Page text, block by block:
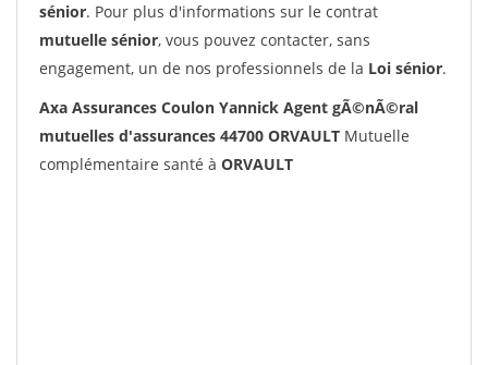
sénior. Pour plus d'informations sur le contrat
mutuelle sénior, vous pouvez contacter, sans
engagement, un de nos professionnels de la Loi sénior.
Axa Assurances Coulon Yannick Agent gÃ©nÃ©ral
mutuelles d'assurances 44700 ORVAULT Mutuelle
complémentaire santé à ORVAULT